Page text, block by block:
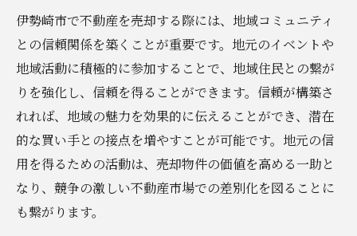
伊勢崎市で不動産を売却する際には、地域コミュニティ
との信頼関係を築くことが重要です。地元のイベントや
地域活動に積極的に参加することで、地域住民との繋が
りを強化し、信頼を得ることができます。信頼が構築さ
れれば、地域の魅力を効果的に伝えることができ、潜在
的な買い手との接点を増やすことが可能です。地元の信
用を得るための活動は、売却物件の価値を高める一助と
なり、競争の激しい不動産市場での差別化を図ることに
も繋がります。